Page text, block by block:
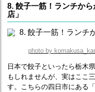
8. 餃子一筋！ランチか
店」
photo by
日本で餃子といったら栃木
もしれませんが、実はここ
す。こちらの四日市にある